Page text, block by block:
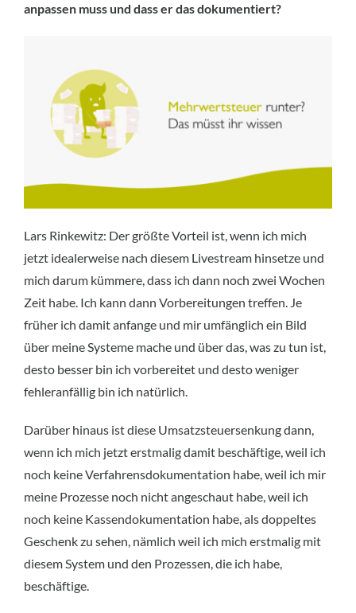
anpassen muss und dass er das dokumentiert?
Lars Rinkewitz: Der größte Vorteil ist, wenn ich mich
jetzt idealerweise nach diesem Livestream hinsetze und
mich darum kümmere, dass ich dann noch zwei Wochen
Zeit habe. Ich kann dann Vorbereitungen treffen. Je
früher ich damit anfange und mir umfänglich ein Bild
über meine Systeme mache und über das, was zu tun ist,
desto besser bin ich vorbereitet und desto weniger
fehleranfällig bin ich natürlich.
Darüber hinaus ist diese Umsatzsteuersenkung dann,
wenn ich mich jetzt erstmalig damit beschäftige, weil ich
noch keine Verfahrensdokumentation habe, weil ich mir
meine Prozesse noch nicht angeschaut habe, weil ich
noch keine Kassendokumentation habe, als doppeltes
Geschenk zu sehen, nämlich weil ich mich erstmalig mit
diesem System und den Prozessen, die ich habe,
beschäftige.